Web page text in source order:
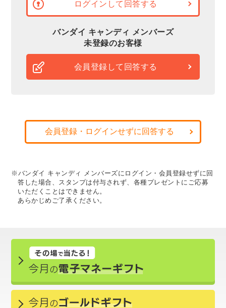
ログインして回答する
バンダイ キャンディ メンバーズ
未登録のお客様
会員登録して回答する
会員登録・ログインせずに回答する
※バンダイ キャンディ メンバーズにログイン・会員登録せずに回
答した場合、スタンプは付与されず、各種プレゼントにご応募
いただくことはできません。
あらかじめご了承ください。